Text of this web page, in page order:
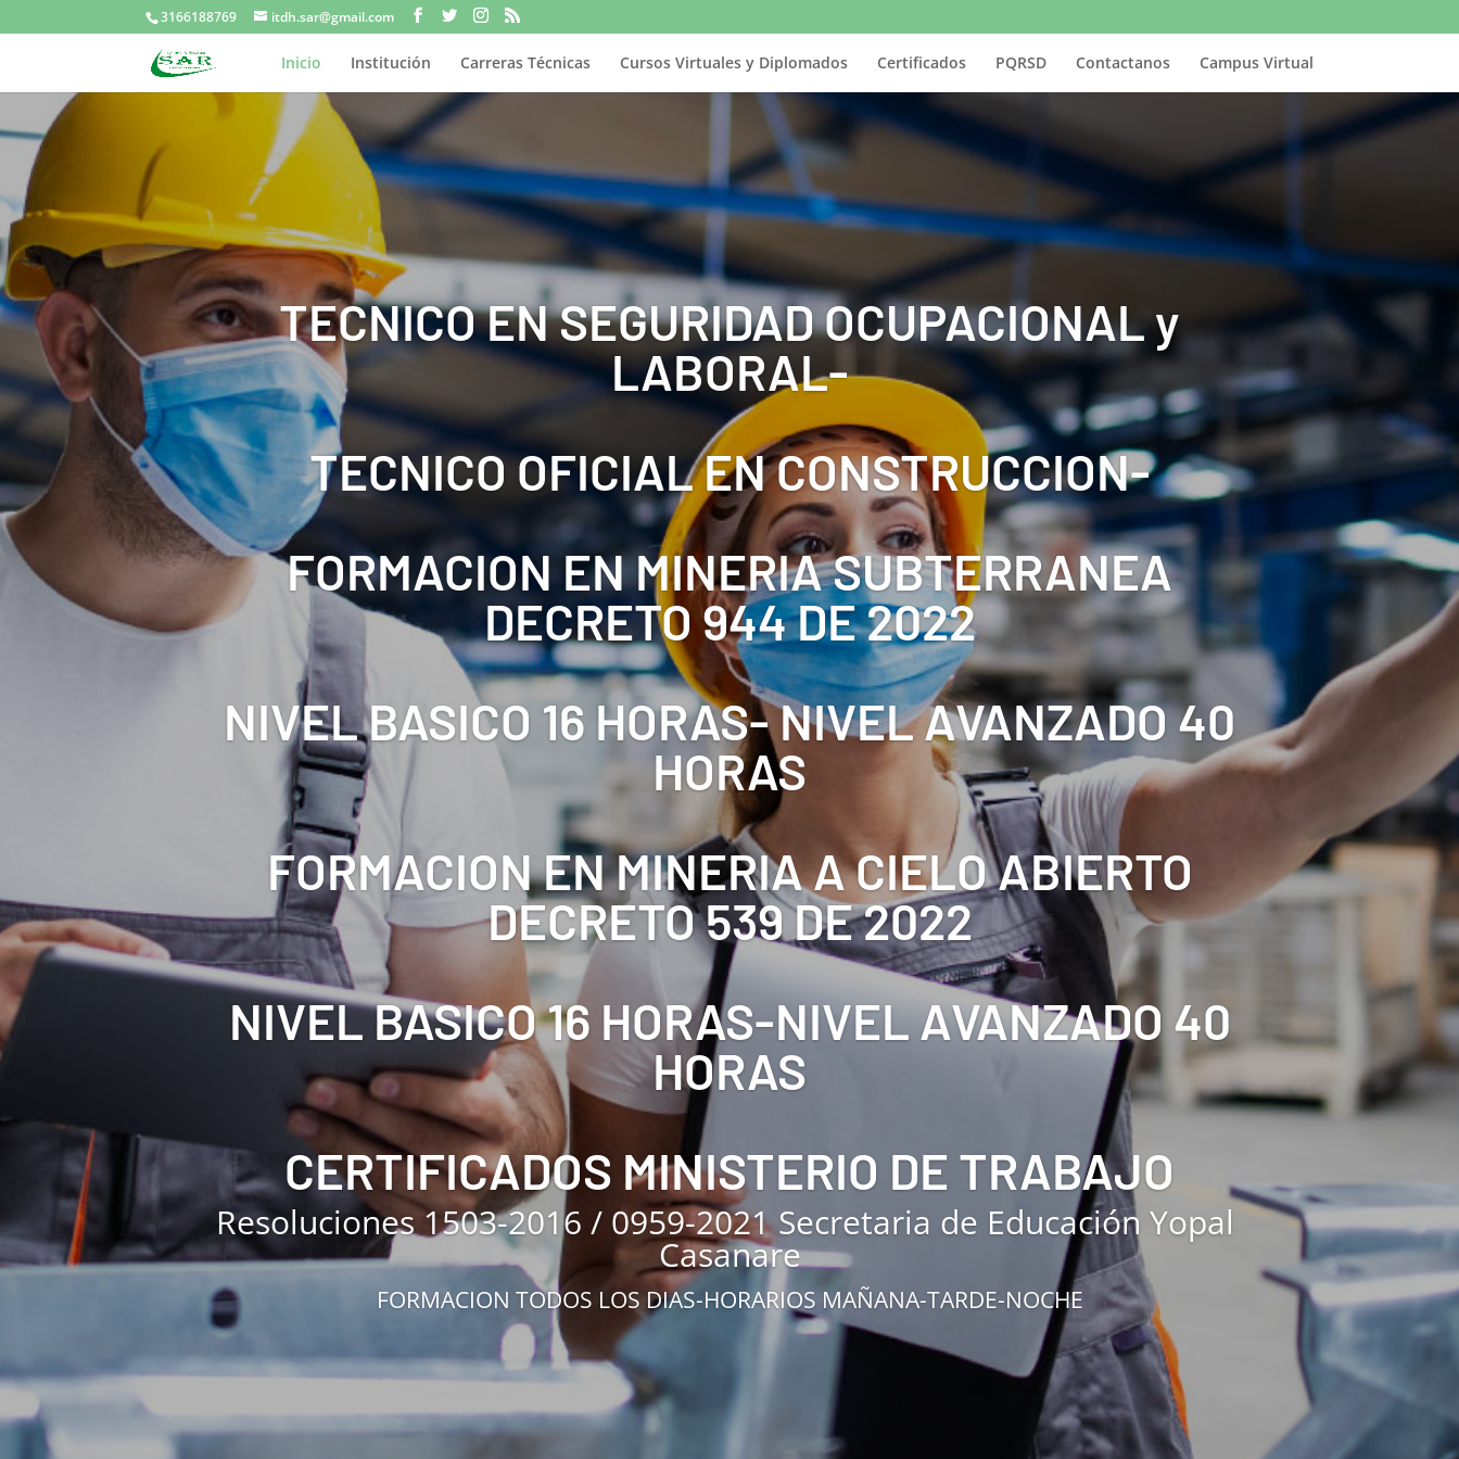
3166188769 itdh.sar@gmail.com
Inicio Institución Carreras Técnicas Cursos Virtuales y Diplomados Certificados PQRSD Contactanos Campus Virtual
TECNICO EN SEGURIDAD OCUPACIONAL y
LABORAL-
TECNICO OFICIAL EN CONSTRUCCION-
FORMACION EN MINERIA SUBTERRANEA
DECRETO 944 DE 2022
NIVEL BASICO 16 HORAS- NIVEL AVANZADO 40
HORAS
FORMACION EN MINERIA A CIELO ABIERTO
DECRETO 539 DE 2022
NIVEL BASICO 16 HORAS-NIVEL AVANZADO 40
HORAS
CERTIFICADOS MINISTERIO DE TRABAJO
Resoluciones 1503-2016 / 0959-2021 Secretaria de Educación Yopal
Casanare
FORMACION TODOS LOS DIAS-HORARIOS MAÑANA-TARDE-NOCHE